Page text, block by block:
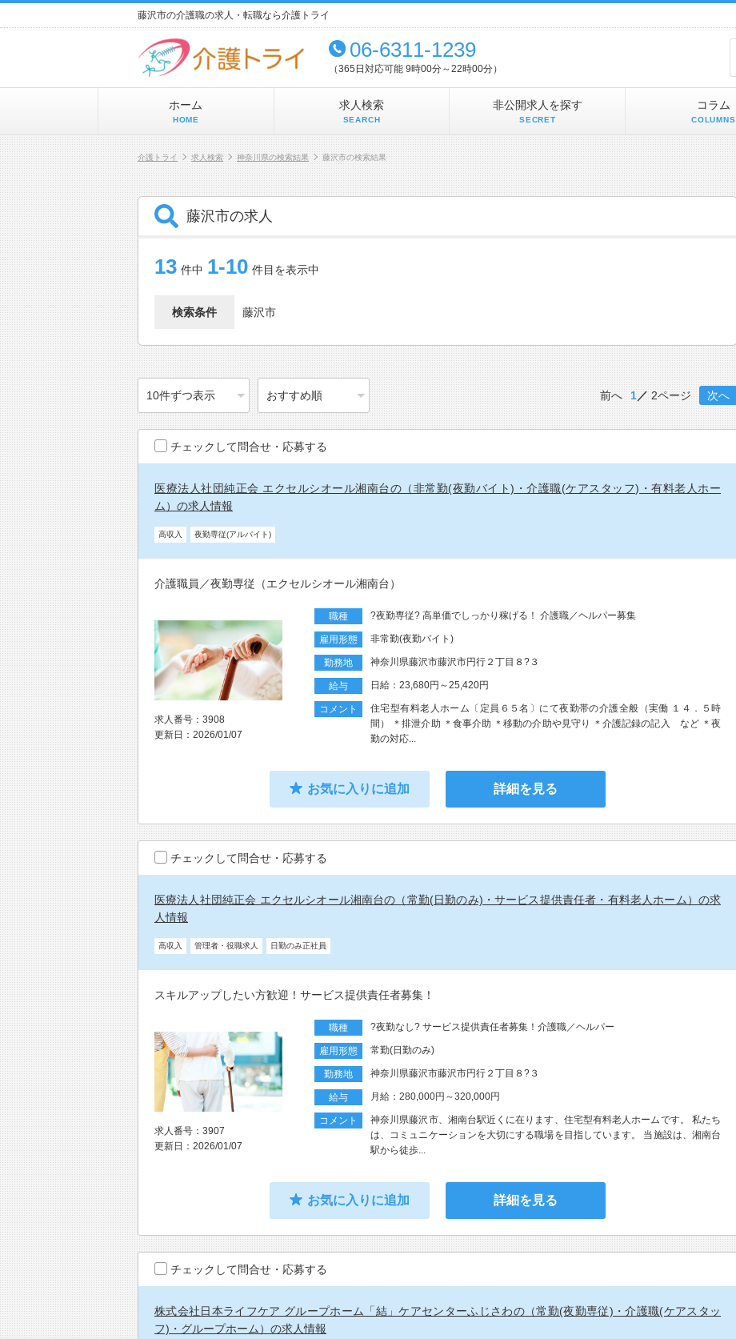
藤沢市の介護職の求人・転職なら介護トライ
06-6311-1239
（365日対応可能 9時00分～22時00分）
ホーム
HOME
求人検索
SEARCH
非公開求人を探す
SECRET
コラム
COLUMNS
介護トライ 求人検索 神奈川県の検索結果 藤沢市の検索結果
藤沢市の求人
13 件中 1-10 件目を表示中
検索条件 藤沢市
前へ 1 2ページ 次へ
チェックして問合せ・応募する
医療法人社団純正会 エクセルシオール湘南台の（非常勤(夜勤バイト)・介護職(ケアスタッフ)・有料老人ホー
ム）の求人情報
高収入 夜勤専従(アルバイト)
介護職員／夜勤専従（エクセルシオール湘南台）
求人番号：3908
更新日：2026/01/07
職種 ?夜勤専従? 高単価でしっかり稼げる！ 介護職／ヘルパー募集
雇用形態 非常勤(夜勤バイト)
勤務地 神奈川県藤沢市藤沢市円行２丁目８?３
給与 日給：23,680円～25,420円
コメント
住宅型有料老人ホーム〔定員６５名〕にて夜勤帯の介護全般（実働 １４．５時
間） ＊排泄介助 ＊食事介助 ＊移動の介助や見守り ＊介護記録の記入 など ＊夜
勤の対応...
お気に入りに追加 詳細を見る
チェックして問合せ・応募する
医療法人社団純正会 エクセルシオール湘南台の（常勤(日勤のみ)・サービス提供責任者・有料老人ホーム）の求
人情報
高収入 管理者・役職求人 日勤のみ正社員
スキルアップしたい方歓迎！サービス提供責任者募集！
求人番号：3907
更新日：2026/01/07
職種 ?夜勤なし? サービス提供責任者募集！介護職／ヘルパー
雇用形態 常勤(日勤のみ)
勤務地 神奈川県藤沢市藤沢市円行２丁目８?３
給与 月給：280,000円～320,000円
コメント
神奈川県藤沢市、湘南台駅近くに在ります、住宅型有料老人ホームです。 私たち
は、コミュニケーションを大切にする職場を目指しています。 当施設は、湘南台
駅から徒歩...
お気に入りに追加 詳細を見る
チェックして問合せ・応募する
株式会社日本ライフケア グループホーム「結」ケアセンターふじさわの（常勤(夜勤専従)・介護職(ケアスタッ
フ)・グループホーム）の求人情報